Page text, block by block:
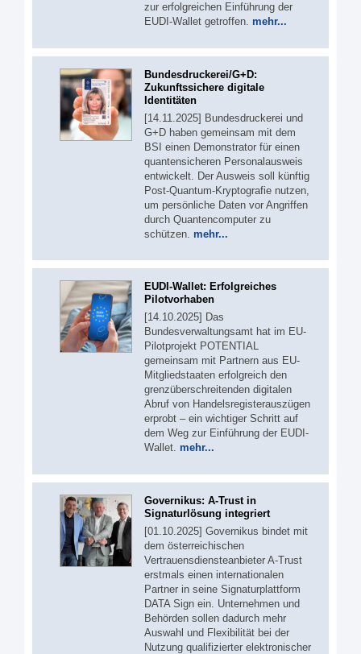
zur erfolgreichen Einführung der
EUDI-Wallet getroffen. mehr...
Bundesdruckerei/G+D:
Zukunftssichere digitale
Identitäten
[14.11.2025] Bundesdruckerei und
G+D haben gemeinsam mit dem
BSI einen Demonstrator für einen
quantensicheren Personalausweis
entwickelt. Der Ausweis soll künftig
Post-Quantum-Kryptografie nutzen,
um persönliche Daten vor Angriffen
durch Quantencomputer zu
schützen. mehr...
EUDI-Wallet: Erfolgreiches
Pilotvorhaben
[14.10.2025] Das
Bundesverwaltungsamt hat im EU-
Pilotprojekt POTENTIAL
gemeinsam mit Partnern aus EU-
Mitgliedstaaten erfolgreich den
grenzüberschreitenden digitalen
Abruf von Handelsregisterauszügen
erprobt – ein wichtiger Schritt auf
dem Weg zur Einführung der EUDI-
Wallet. mehr...
Governikus: A-Trust in
Signaturlösung integriert
[01.10.2025] Governikus bindet mit
dem österreichischen
Vertrauensdiensteanbieter A-Trust
erstmals einen internationalen
Partner in seine Signaturplattform
DATA Sign ein. Unternehmen und
Behörden sollen dadurch mehr
Auswahl und Flexibilität bei der
Nutzung qualifizierter elektronischer